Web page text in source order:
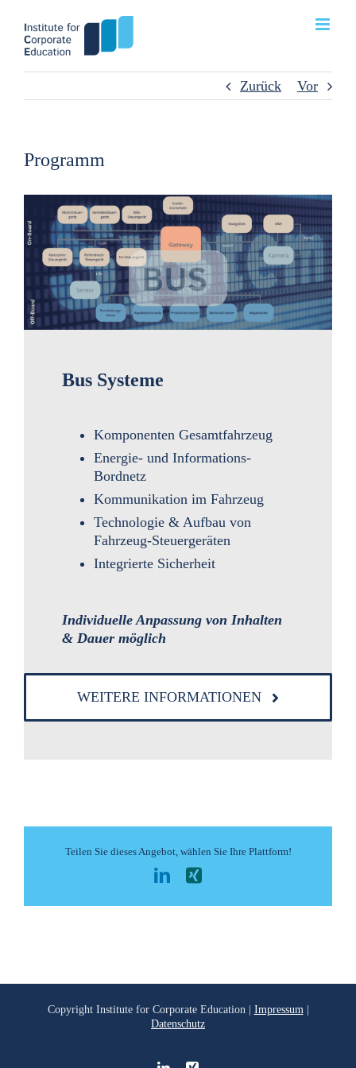
Inhalt
springen
Zurück Vor
Programm
Bus Systeme
Komponenten Gesamtfahrzeug
Energie- und Informations-
Bordnetz
Kommunikation im Fahrzeug
Technologie & Aufbau von
Fahrzeug-Steuergeräten
Integrierte Sicherheit
Individuelle Anpassung von Inhalten
& Dauer möglich
WEITERE INFORMATIONEN
Teilen Sie dieses Angebot, wählen Sie Ihre Plattform!
LinkedIn
Xing
Copyright Institute for Corporate Education | Impressum|
Datenschutz